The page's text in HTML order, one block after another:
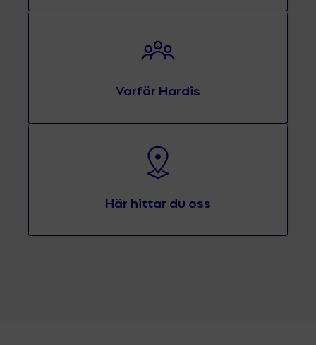
Varför Hardis
Här hittar du oss